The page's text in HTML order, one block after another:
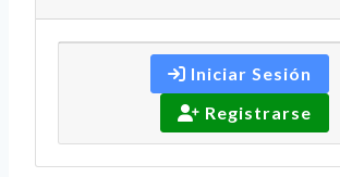
Iniciar Sesión
Registrarse